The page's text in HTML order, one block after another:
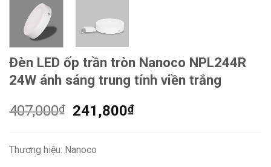
Đèn LED ốp trần tròn Nanoco NPL244R
24W ánh sáng trung tính viền trắng
407,000₫
Giá
407,000₫.
241,800₫Giá
Thương hiệu: Nanoco